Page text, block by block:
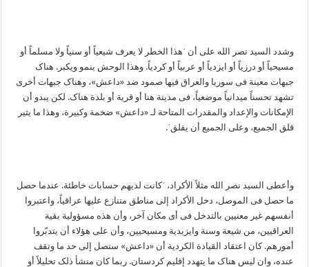
وشدد السید نصر الله علی أن ˈهذا الخطر لا یعرف شیعیاً أو سنیاً ولا مسلماً أو
مسیحیاً أو درزیاً أو ایزدیاً أو عربیاً أو کردیاً. وهذا الوحش ینمو ویکبر. هناک
جبهات معینة فی سوریا والعراق فیها صمود ضد «داعش»، وهناک جبهات أخری
تشهد تحسناً میدانیاً موضعیاً، فی مدینة هنا أو قریة أو بلدة هناک. لکن یبدو أن
الإمکانات والإعداد والمقدرات المتاحة لـ «داعش» ضخمة وکبیرة، وهذا ما یثیر
قلق الجمیع، وعلی الجمیع أن یقلقˈ.
وأعطی السید نصر الله مثلاً الأکراد، ˈکانت لدیهم حسابات خاطئة. عندما حصل
ما حصل فی الموصل، دخل الأکراد إلی مناطق متنازع علیها عراقیاً، واعتبروا
أنفسهم غیر معنیین بالتدخل فی أی مکان آخر، وأن هذه مسؤولیة بقیة
العراقیین، من شیعة وسنة وایزیدیة ومسیحیین، وأن علی هؤلاء أن یتدبّروا
أمورهم. کان اعتقاد القیادة الکردیة أن «داعش» ستصل إلی حد ما وتقف
عنده، وان لیس هناک ما یتهدد إقلیم کردستان. ربما کان منشأ ذلک تحلیلاً أو